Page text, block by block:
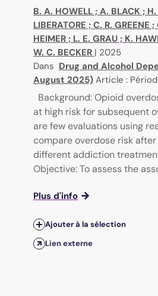
B. A. HOWELL ; A. BLACK ;
LIBERATORE ; C. R. GREENE ;
HEIMER ; L. E. GRAU ; K.
W. C. BECKER | 2025
Dans Drug and Alcohol
August 2025) Article :
Background: Opioid
at high risk for subsequent
are few evaluations using
compare overdose risk
different addiction
Objective: To assess the
Plus d'info
Ajouter à la sélection
Lien externe